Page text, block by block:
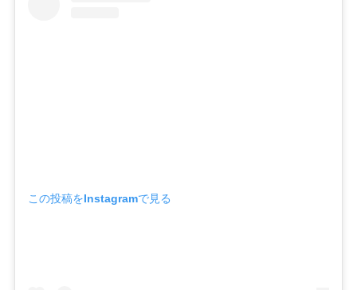
この投稿をInstagramで見る